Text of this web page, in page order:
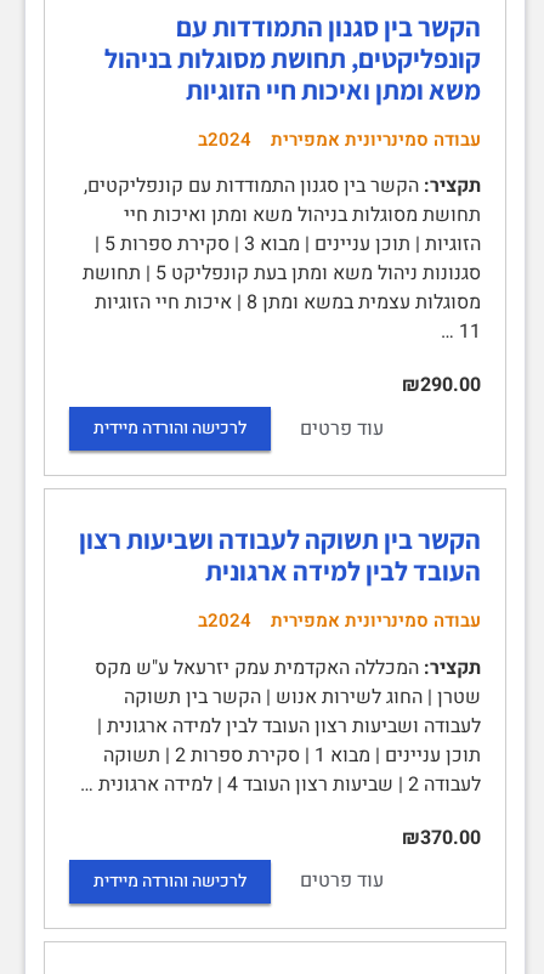
הקשר בין סגנון התמודדות עם
קונפליקטים, תחושת מסוגלות בניהול
משא ומתן ואיכות חיי הזוגיות
עבודה סמינריונית אמפירית 2024ב
תקציר: הקשר בין סגנון התמודדות עם קונפליקטים,
תחושת מסוגלות בניהול משא ומתן ואיכות חיי
הזוגיות | תוכן עניינים | מבוא 3 | סקירת ספרות 5 |
סגנונות ניהול משא ומתן בעת קונפליקט 5 | תחושת
מסוגלות עצמית במשא ומתן 8 | איכות חיי הזוגיות
11 …
₪290.00
עוד פרטים
לרכישה והורדה מיידית
הקשר בין תשוקה לעבודה ושביעות רצון
העובד לבין למידה ארגונית
עבודה סמינריונית אמפירית 2024ב
תקציר: המכללה האקדמית עמק יזרעאל ע"ש מקס
שטרן | החוג לשירות אנוש | הקשר בין תשוקה
לעבודה ושביעות רצון העובד לבין למידה ארגונית |
תוכן עניינים | מבוא 1 | סקירת ספרות 2 | תשוקה
לעבודה 2 | שביעות רצון העובד 4 | למידה ארגונית …
₪370.00
עוד פרטים
לרכישה והורדה מיידית